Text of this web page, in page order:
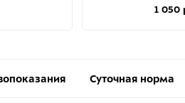
1 050
Суточная норма